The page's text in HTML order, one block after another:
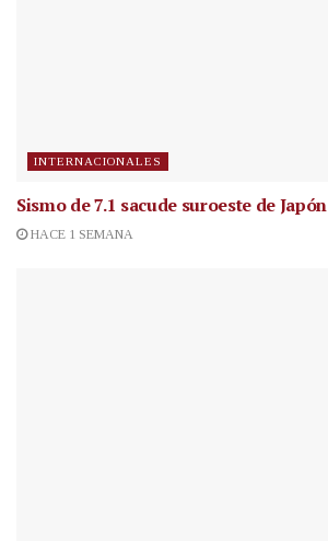
INTERNACIONALES
Sismo de 7.1 sacude suroeste de Japón
HACE 1 SEMANA